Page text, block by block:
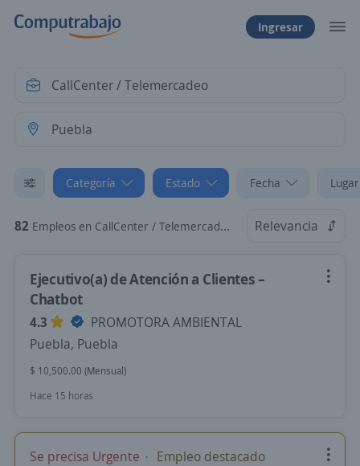
Ingresar
Categoría Estado Fecha
82 Empleos en CallCenter / Telemercadeo en Puebla Relevancia
Ejecutivo(a) de Atención a Clientes –
Chatbot
4.3
PROMOTORA AMBIENTAL
Puebla, Puebla
$ 10,500.00 (Mensual)
Hace 15 horas
Se precisa Urgente Empleo destacado